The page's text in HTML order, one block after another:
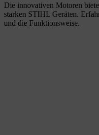
Die innovativen Motoren
starken STIHL Geräten.
und die Funktionsweise.